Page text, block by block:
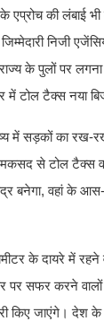
की लंबाई भी
निजी
के पुलों पर
में टोल टैक्स नया
में सड़कों का
से टोल टैक्स
बनेगा, वहां के आस-
के दायरे में रहने
पर सफर करने
किए जाएंगे। देश